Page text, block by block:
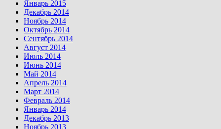
Январь 2015
Декабрь 2014
Ноябрь 2014
Октябрь 2014
Сентябрь 2014
Август 2014
Июль 2014
Июнь 2014
Май 2014
Апрель 2014
Март 2014
Февраль 2014
Январь 2014
Декабрь 2013
Ноябрь 2013